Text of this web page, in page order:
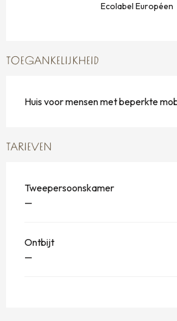
Ecolabel Européen
TOEGANKELIJKHEID
Huis voor mensen met beperkte
TARIEVEN
Tweepersoonskamer
—
Ontbijt
—